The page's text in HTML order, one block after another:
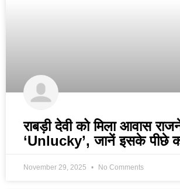
राबड़ी देवी को मिला आवास
‘Unlucky’, जानें इसके पीछे
November 29, 2025 No Comments